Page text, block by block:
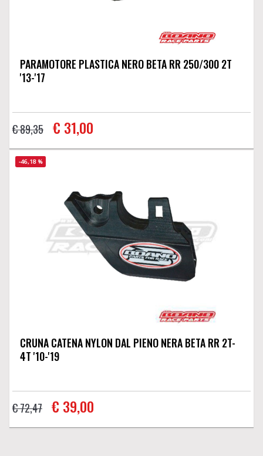
PARAMOTORE PLASTICA NERO BETA RR 250/300 2T
'13-'17
€ 89,35 € 31,00
-46,18 %
CRUNA CATENA NYLON DAL PIENO NERA BETA RR 2T-
4T '10-'19
€ 72,47 € 39,00